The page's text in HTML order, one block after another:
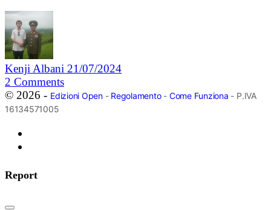
Kenji Albani 21/07/2024
2 Comments
© 2026 - Edizioni Open- Regolamento- Come Funziona - P.IVA
16134571005
Report